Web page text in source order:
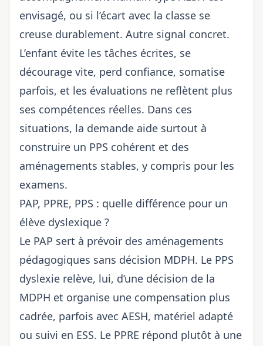
envisagé, ou si l’écart avec la classe se
creuse durablement. Autre signal concret.
L’enfant évite les tâches écrites, se
décourage vite, perd confiance, somatise
parfois, et les évaluations ne reflètent plus
ses compétences réelles. Dans ces
situations, la demande aide surtout à
construire un PPS cohérent et des
aménagements stables, y compris pour les
examens.
PAP, PPRE, PPS : quelle différence pour un
élève dyslexique ?
Le PAP sert à prévoir des aménagements
pédagogiques sans décision MDPH. Le PPS
dyslexie relève, lui, d’une décision de la
MDPH et organise une compensation plus
cadrée, parfois avec AESH, matériel adapté
ou suivi en ESS. Le PPRE répond plutôt à une